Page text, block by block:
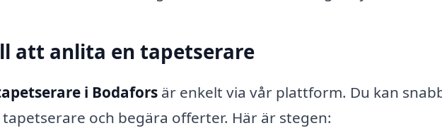
att anlita en tapetserare
i Bodafors är enkelt via vår plattform. Du kan
och begära offerter. Här är stegen: